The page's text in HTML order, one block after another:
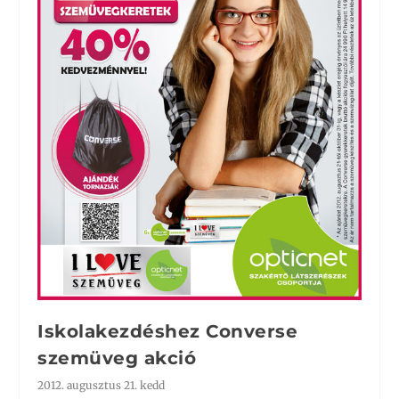
Iskolakezdéshez Converse
szemüveg akció
2012. augusztus 21. kedd